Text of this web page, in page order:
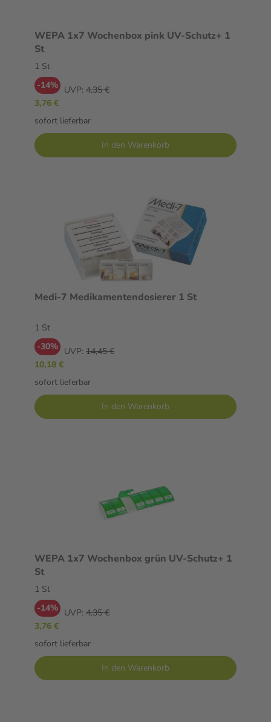
WEPA 1x7 Wochenbox pink UV-Schutz+ 1
St
1 St
-14% UVP: 4,35 €
3,76 €
sofort lieferbar
In den Warenkorb
Medi-7 Medikamentendosierer 1 St
1 St
-30% UVP: 14,45 €
10,18 €
sofort lieferbar
In den Warenkorb
WEPA 1x7 Wochenbox grün UV-Schutz+ 1
St
1 St
-14% UVP: 4,35 €
3,76 €
sofort lieferbar
In den Warenkorb